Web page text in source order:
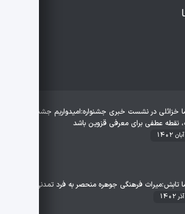
خزائلی در نشست خبری جشنواره:امیدواریم جشنواره
نقطه عطفی برای معرفی قزوین باشد
تابش:میراث فرهنگی جوهره منحصر به فرد تمدنی است